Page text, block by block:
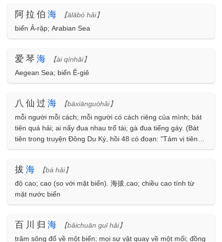
阿拉伯 海
【ālābó hǎi】
biển Ả-rập; Arabian Sea
爱琴 海
【ài qínhǎi】
Aegean Sea; biển Ê-giê
八仙过 海
【bāxiānguòhǎi】
mỗi người mỗi cách; mỗi người có cách riêng của mình; bát
tiên quá hải; ai nấy đua nhau trổ tài; gà đua tiếng gáy. (Bát
tiên trong truyện Đông Du Ký, hồi 48 có đoạn: "Tám vị tiên
đến biển Đông, Lã Động Tân nói:''Mỗi người tự trổ phép thần
拔 海
【bá hǎi】
độ cao; cao (so với mặt biển). 海拔.cao; chiều cao tính từ
mặt nước biển
百川归 海
【bǎichuān guī hǎi】
trăm sông đổ về một biển; mọi sự vật quay về một mối; đồng